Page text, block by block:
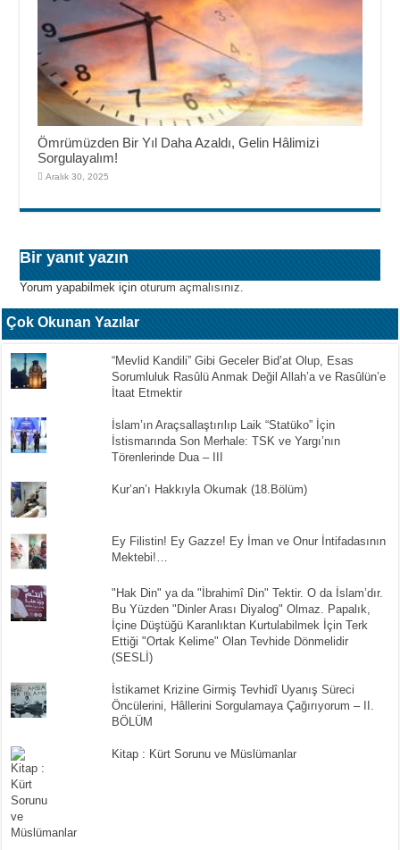
Ömrümüzden Bir Yıl Daha Azaldı, Gelin Hâlimizi
Sorgulayalım!
Aralık 30, 2025
Bir yanıt yazın
Yorum yapabilmek içinoturum açmalısınız.
Çok Okunan Yazılar
“Mevlid Kandili” Gibi Geceler Bid’at Olup, Esas
Sorumluluk Rasûlü Anmak Değil Allah’a ve Rasûlün’e
İtaat Etmektir
İslam’ın Araçsallaştırılıp Laik “Statüko” İçin
İstismarında Son Merhale: TSK ve Yargı’nın
Törenlerinde Dua – III
Kur’an’ı Hakkıyla Okumak (18.Bölüm)
Ey Filistin! Ey Gazze! Ey İman ve Onur İntifadasının
Mektebi!…
"Hak Din" ya da "İbrahimî Din" Tektir. O da İslam’dır.
Bu Yüzden "Dinler Arası Diyalog" Olmaz. Papalık,
İçine Düştüğü Karanlıktan Kurtulabilmek İçin Terk
Ettiği "Ortak Kelime" Olan Tevhide Dönmelidir
(SESLİ)
İstikamet Krizine Girmiş Tevhidî Uyanış Süreci
Öncülerini, Hâllerini Sorgulamaya Çağırıyorum – II.
BÖLÜM
Kitap : Kürt Sorunu ve Müslümanlar